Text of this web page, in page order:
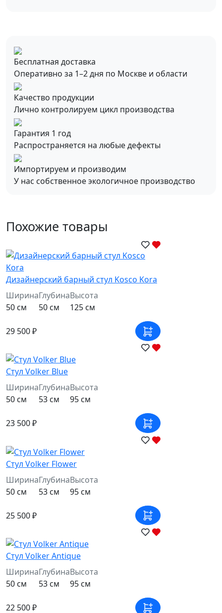
Бесплатная доставка
Оперативно за 1–2 дня по Москве и области
Качество продукции
Лично контролируем цикл производства
Гарантия 1 год
Распространяется на любые дефекты
Импортируем и производим
У нас собственное экологичное производство
Похожие товары
Дизайнерский барный стул Kosco Kora
Ширина
50 см
Глубина
50 см
Высота
125 см
29 500 ₽
Стул Volker Blue
Ширина
50 см
Глубина
53 см
Высота
95 см
23 500 ₽
Стул Volker Flower
Ширина
50 см
Глубина
53 см
Высота
95 см
25 500 ₽
Стул Volker Antique
Ширина
50 см
Глубина
53 см
Высота
95 см
22 500 ₽